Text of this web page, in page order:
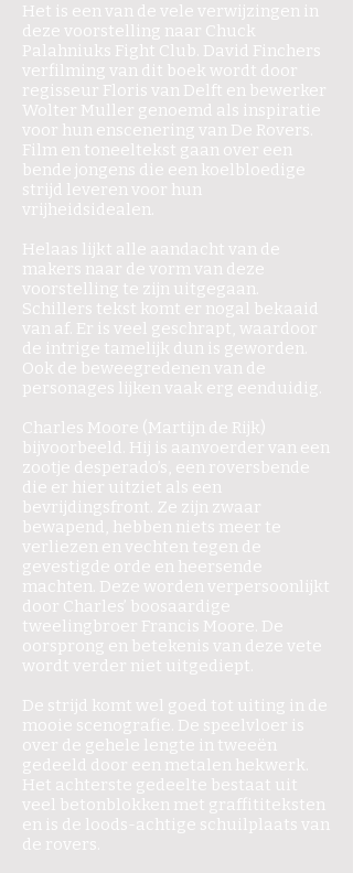
Het is een van de vele verwijzingen in
deze voorstelling naar Chuck
Palahniuks Fight Club. David Finchers
verfilming van dit boek wordt door
regisseur Floris van Delft en bewerker
Wolter Muller genoemd als inspiratie
voor hun enscenering van De Rovers.
Film en toneeltekst gaan over een
bende jongens die een koelbloedige
strijd leveren voor hun
vrijheidsidealen.
Helaas lijkt alle aandacht van de
makers naar de vorm van deze
voorstelling te zijn uitgegaan.
Schillers tekst komt er nogal bekaaid
van af. Er is veel geschrapt, waardoor
de intrige tamelijk dun is geworden.
Ook de beweegredenen van de
personages lijken vaak erg eenduidig.
Charles Moore (Martijn de Rijk)
bijvoorbeeld. Hij is aanvoerder van een
zootje desperado’s, een roversbende
die er hier uitziet als een
bevrijdingsfront. Ze zijn zwaar
bewapend, hebben niets meer te
verliezen en vechten tegen de
gevestigde orde en heersende
machten. Deze worden verpersoonlijkt
door Charles’ boosaardige
tweelingbroer Francis Moore. De
oorsprong en betekenis van deze vete
wordt verder niet uitgediept.
De strijd komt wel goed tot uiting in de
mooie scenografie. De speelvloer is
over de gehele lengte in tweeën
gedeeld door een metalen hekwerk.
Het achterste gedeelte bestaat uit
veel betonblokken met graffititeksten
en is de loods-achtige schuilplaats van
de rovers.